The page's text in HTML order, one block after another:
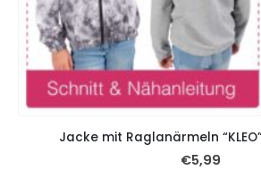
Jacke mit Raglanärmeln
€5,99